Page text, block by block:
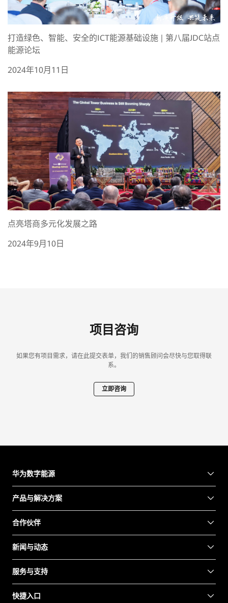
打造绿色、智能、安全的ICT能源基础设施 | 第八届JDC站点
能源论坛
2024年10月11日
点亮塔商多元化发展之路
2024年9月10日
项目咨询
如果您有项目需求，请在此提交表单，我们的销售顾问会尽快与您取得联
系。
立即咨询
华为数字能源
产品与解决方案
合作伙伴
新闻与动态
服务与支持
快捷入口